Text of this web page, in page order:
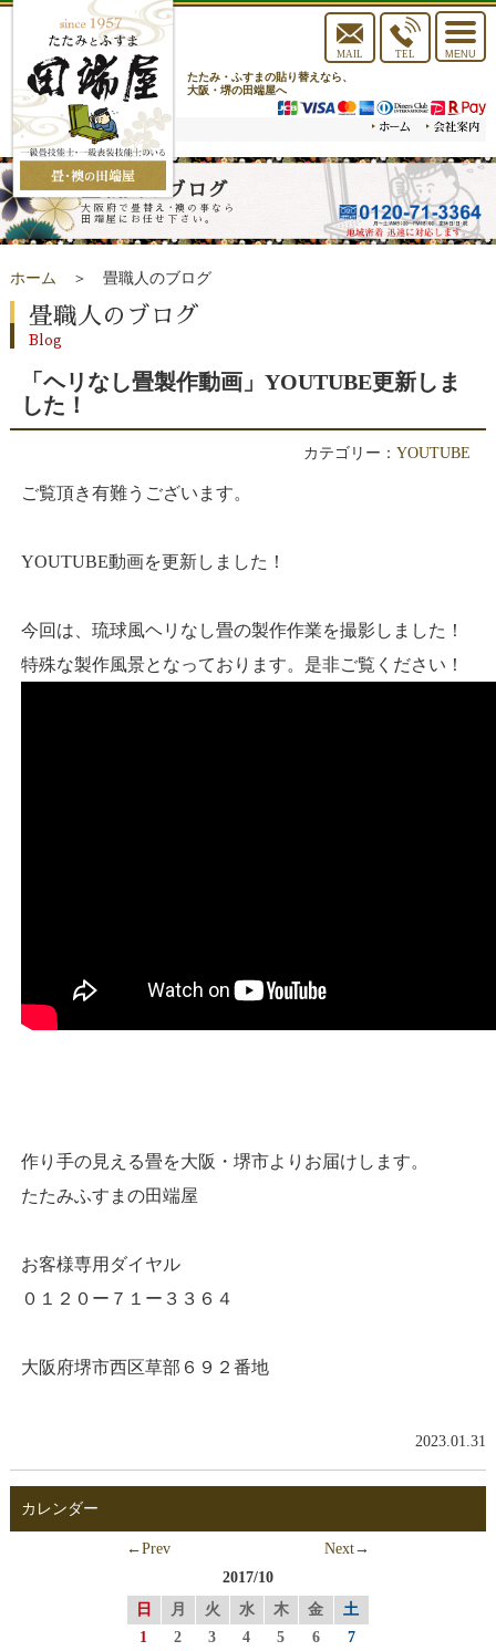
MAIL TEL
toggle
MENU
たたみ・ふすまの貼り替えなら、
大阪・堺の田端屋へ
畳職人のブログ
大阪府で畳替え･襖の事なら
田端屋にお任せ下さい。
ホーム ＞ 畳職人のブログ
畳職人のブログ
Blog
「ヘリなし畳製作動画」YOUTUBE更新しま
した！
カテゴリー：YOUTUBE
ご覧頂き有難うございます。
YOUTUBE動画を更新しました！
今回は、琉球風ヘリなし畳の製作作業を撮影しました！
特殊な製作風景となっております。是非ご覧ください！
作り手の見える畳を大阪・堺市よりお届けします。
たたみふすまの田端屋
お客様専用ダイヤル
０１２０ー７１ー３３６４
大阪府堺市西区草部６９２番地
2023.01.31
カレンダー
←Prev
Next→
2017/10
日
月 火 水 木 金
土
1
2 3 4 5 6
7